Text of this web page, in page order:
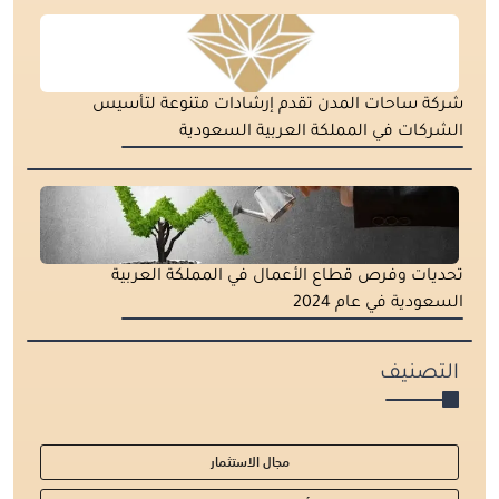
شركة ساحات المدن تقدم إرشادات متنوعة لتأسيس
الشركات في المملكة العربية السعودية
تحديات وفرص قطاع الأعمال في المملكة العربية
السعودية في عام 2024
التصنيف
مجال الاستثمار